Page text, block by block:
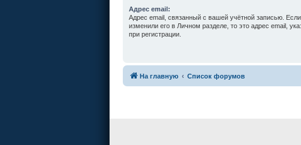
Адрес email:
Адрес email, связанный с вашей учётной записью.
изменили его в Личном разделе, то это адрес email,
при регистрации.
На главную Список форумов